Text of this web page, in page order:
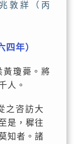
敦牂（丙
年）
黃瓊薨。將
人。
之咨訪大
是，穉往
知者。諸